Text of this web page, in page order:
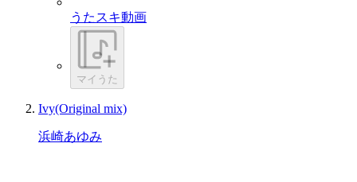
うたスキ動画
マイうた
Ivy(Original mix)
浜崎あゆみ